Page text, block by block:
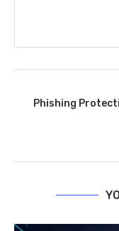
Phishing